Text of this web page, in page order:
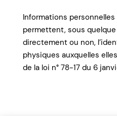
Informations
permettent, sous
directement ou non,
physiques auxquelles
de la loi n° 78-17 du 6